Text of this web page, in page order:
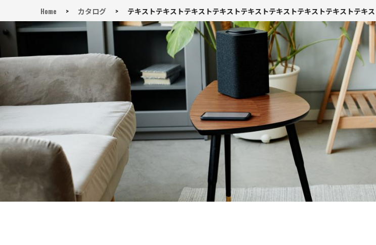
Home > カタログ > テキストテキストテキストテキストテキストテキストテキストテキストテキ